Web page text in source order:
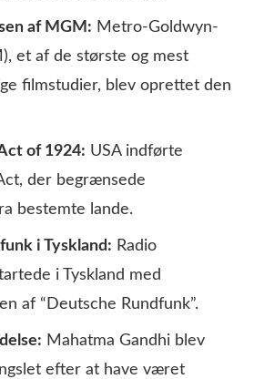
af MGM: Metro-Goldwyn-
et af de største og mest
filmstudier, blev oprettet den
of 1924: USA indførte
der begrænsede
bestemte lande.
i Tyskland: Radio
i Tyskland med
af “Deutsche Rundfunk”.
Mahatma Gandhi blev
efter at have været